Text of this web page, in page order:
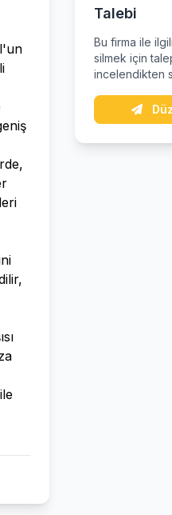
Talebi
Bu firma ile
silmek için
incelendikten